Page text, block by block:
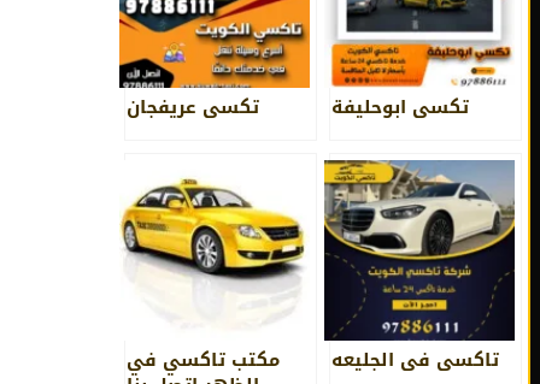
تكسي ابوحليفة تكسي عريفجان
تاكسي في الجليعه مكتب تاكسي في